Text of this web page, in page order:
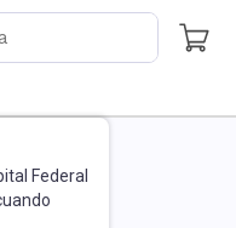
Federal